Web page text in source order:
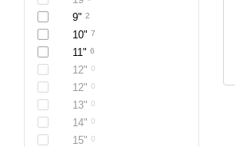
9" 2
10" 7
11" 6
12" 0
12" 0
13" 0
14" 0
15" 0